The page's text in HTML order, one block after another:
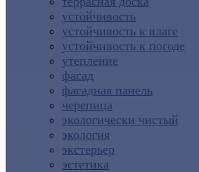
устойчивость
устойчивость к влаге
устойчивость к погоде
утепление
фасад
фасадная панель
черепица
экологически чистый
экология
экстерьер
эстетика